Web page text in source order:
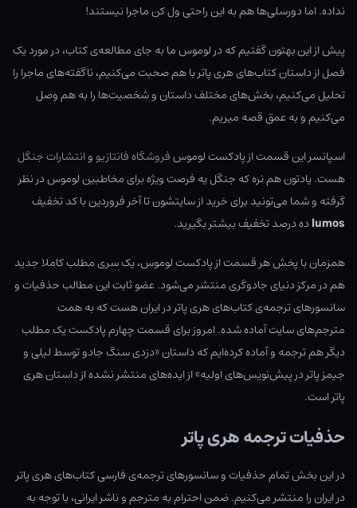
نداده. اما دورسلی‌ها هم به این راحتی ول کن ماجرا نیستند!
پیش از این بهتون گفتیم که در لوموس ما به جای مطالعه‌ی کتاب، در مورد یک
فصل از داستان کتاب‌های هری پاتر با هم صحبت می‌کنیم، ناگفته‌های ماجرا را
تحلیل می‌کنیم، بخش‌های مختلف داستان و شخصیت‌ها را به هم وصل
می‌کنیم و به عمق قصه میریم.
اسپانسر این قسمت از پادکست لوموسفروشگاه فانتازیو وانتشارات جنگل
هست. یادتون هم نره که جنگل یه فرصت ویژه برای مخاطبین لوموس در نظر
گرفته و شما می‌تونید برای خرید از سایتشون تا آخر فروردین با کد تخفیف
lumos ده درصد تخفیف بیشتر بگیرید.
همزمان با پخش هر قسمت از پادکست لوموس، یک سری مطلب کاملا جدید
هم در مرکز دنیای جادوگری منتشر می‌شود. عضو ثابت این مطالب حذفیات و
سانسورهای ترجمه‌ی کتاب‌های هری پاتر در ایران هست که به همت
مترجم‌های سایت آماده شده. امروز برای قسمت چهارم پادکست یک مطلب
دیگر هم ترجمه و آماده کرده‌ایم که داستان «دزدی سنگ جادو توسط لیلی و
جیمز پاتر در پیش‌نویس‌های اولیه» از ایده‌های منتشر نشده از داستان هری
پاتر است.
حذفیات ترجمه هری پاتر
در این بخش تمام حذفیات و سانسورهای ترجمه‌ی فارسی کتاب‌های هری پاتر
در ایران را منتشر می‌کنیم. ضمن احترام به مترجم و ناشر ایرانی، با توجه به